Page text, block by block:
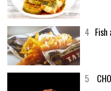
4 Fish
5